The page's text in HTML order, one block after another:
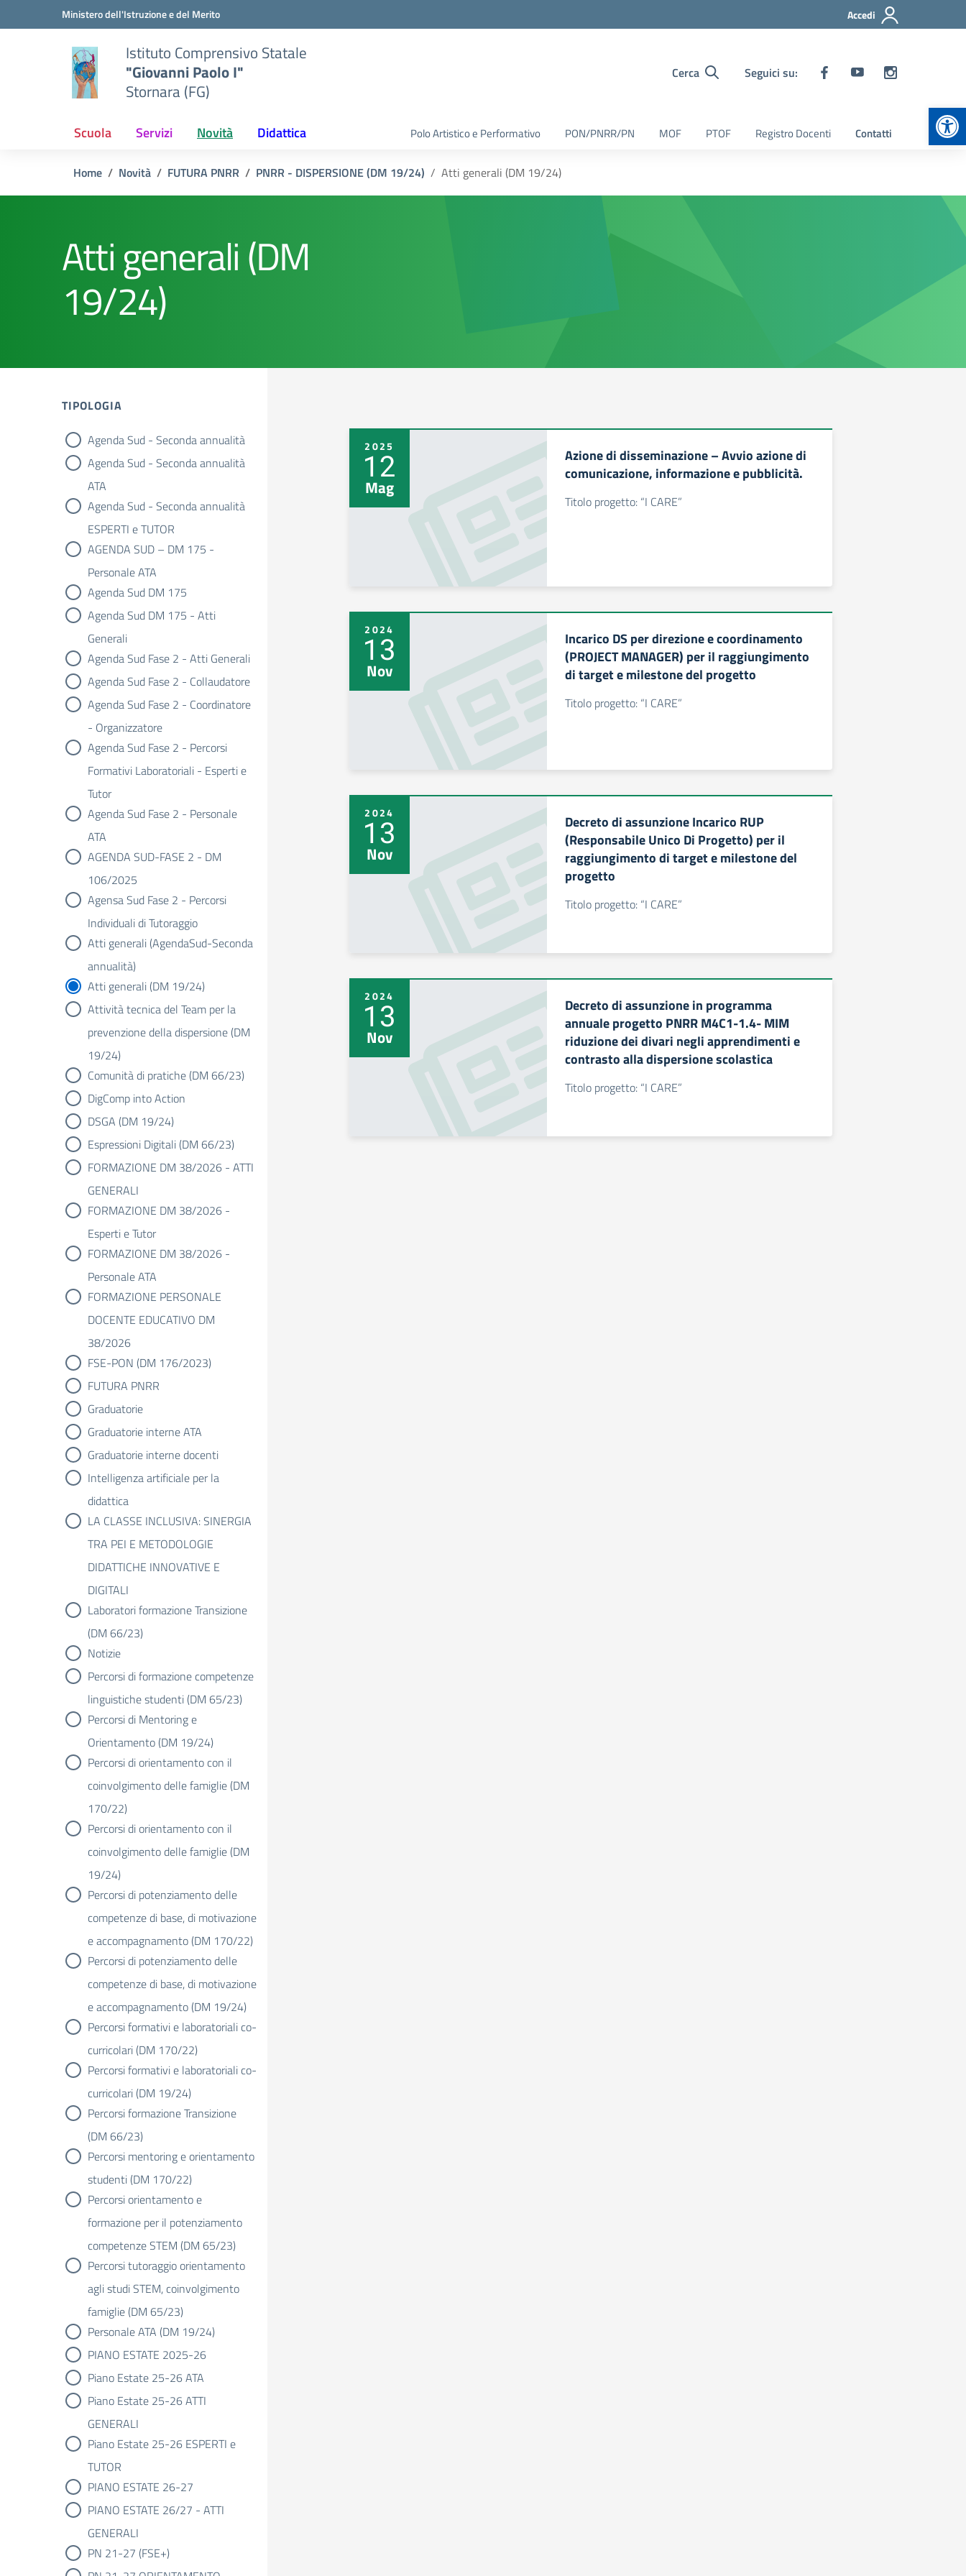
Vai ai contenuti
Vai al menu di navigazioneMinistero dell'Istruzione e del Merito Accedi
Istituto Comprensivo Statale
"Giovanni Paolo I"
Stornara (FG)
Cerca Seguici su:
Scuola Servizi Novità Didattica Polo Artistico e Performativo PON/PNRR/PN MOF PTOF Registro Docenti Contatti
Home Novità FUTURA PNRR PNRR - DISPERSIONE (DM 19/24) Atti generali (DM 19/24)
Atti generali (DM
19/24)
TIPOLOGIA
tipologia di articoli
Agenda Sud - Seconda annualità
Agenda Sud - Seconda annualità
ATA
Agenda Sud - Seconda annualità
ESPERTI e TUTOR
AGENDA SUD – DM 175 -
Personale ATA
Agenda Sud DM 175
Agenda Sud DM 175 - Atti
Generali
Agenda Sud Fase 2 - Atti Generali
Agenda Sud Fase 2 - Collaudatore
Agenda Sud Fase 2 - Coordinatore
- Organizzatore
Agenda Sud Fase 2 - Percorsi
Formativi Laboratoriali - Esperti e
Tutor
Agenda Sud Fase 2 - Personale
ATA
AGENDA SUD-FASE 2 - DM
106/2025
Agensa Sud Fase 2 - Percorsi
Individuali di Tutoraggio
Atti generali (AgendaSud-Seconda
annualità)
Atti generali (DM 19/24)
Attività tecnica del Team per la
prevenzione della dispersione (DM
19/24)
Comunità di pratiche (DM 66/23)
DigComp into Action
DSGA (DM 19/24)
Espressioni Digitali (DM 66/23)
FORMAZIONE DM 38/2026 - ATTI
GENERALI
FORMAZIONE DM 38/2026 -
Esperti e Tutor
FORMAZIONE DM 38/2026 -
Personale ATA
FORMAZIONE PERSONALE
DOCENTE EDUCATIVO DM
38/2026
FSE-PON (DM 176/2023)
FUTURA PNRR
Graduatorie
Graduatorie interne ATA
Graduatorie interne docenti
Intelligenza artificiale per la
didattica
LA CLASSE INCLUSIVA: SINERGIA
TRA PEI E METODOLOGIE
DIDATTICHE INNOVATIVE E
DIGITALI
Laboratori formazione Transizione
(DM 66/23)
Notizie
Percorsi di formazione competenze
linguistiche studenti (DM 65/23)
Percorsi di Mentoring e
Orientamento (DM 19/24)
Percorsi di orientamento con il
coinvolgimento delle famiglie (DM
170/22)
Percorsi di orientamento con il
coinvolgimento delle famiglie (DM
19/24)
Percorsi di potenziamento delle
competenze di base, di motivazione
e accompagnamento (DM 170/22)
Percorsi di potenziamento delle
competenze di base, di motivazione
e accompagnamento (DM 19/24)
Percorsi formativi e laboratoriali co-
curricolari (DM 170/22)
Percorsi formativi e laboratoriali co-
curricolari (DM 19/24)
Percorsi formazione Transizione
(DM 66/23)
Percorsi mentoring e orientamento
studenti (DM 170/22)
Percorsi orientamento e
formazione per il potenziamento
competenze STEM (DM 65/23)
Percorsi tutoraggio orientamento
agli studi STEM, coinvolgimento
famiglie (DM 65/23)
Personale ATA (DM 19/24)
PIANO ESTATE 2025-26
Piano Estate 25-26 ATA
Piano Estate 25-26 ATTI
GENERALI
Piano Estate 25-26 ESPERTI e
TUTOR
PIANO ESTATE 26-27
PIANO ESTATE 26/27 - ATTI
GENERALI
PN 21-27 (FSE+)
2025
12
Mag
Azione di disseminazione – Avvio azione di
comunicazione, informazione e pubblicità.
Titolo progetto: “I CARE”
2024
13
Nov
Incarico DS per direzione e coordinamento
(PROJECT MANAGER) per il raggiungimento
di target e milestone del progetto
Titolo progetto: “I CARE”
2024
13
Nov
Decreto di assunzione Incarico RUP
(Responsabile Unico Di Progetto) per il
raggiungimento di target e milestone del
progetto
Titolo progetto: “I CARE”
2024
13
Nov
Decreto di assunzione in programma
annuale progetto PNRR M4C1-1.4- MIM
riduzione dei divari negli apprendimenti e
contrasto alla dispersione scolastica
Titolo progetto: “I CARE”